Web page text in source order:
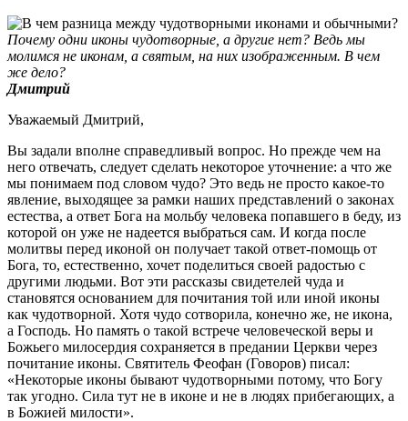
Почему одни иконы чудотворные, а другие нет? Ведь мы
молимся не иконам, а святым, на них изображенным. В чем
же дело?
Дмитрий
Уважаемый Дмитрий,
Вы задали вполне справедливый вопрос. Но прежде чем на
него отвечать, следует сделать некоторое уточнение: а что же
мы понимаем под словом чудо? Это ведь не просто какое-то
явление, выходящее за рамки наших представлений о законах
естества, а ответ Бога на мольбу человека попавшего в беду, из
которой он уже не надеется выбраться сам. И когда после
молитвы перед иконой он получает такой ответ-помощь от
Бога, то, естественно, хочет поделиться своей радостью с
другими людьми. Вот эти рассказы свидетелей чуда и
становятся основанием для почитания той или иной иконы
как чудотворной. Хотя чудо сотворила, конечно же, не икона,
а Господь. Но память о такой встрече человеческой веры и
Божьего милосердия сохраняется в предании Церкви через
почитание иконы. Святитель Феофан (Говоров) писал:
«Некоторые иконы бывают чудотворными потому, что Богу
так угодно. Сила тут не в иконе и не в людях прибегающих, а
в Божией милости».